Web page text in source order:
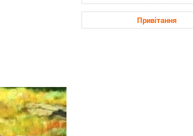
Привітання